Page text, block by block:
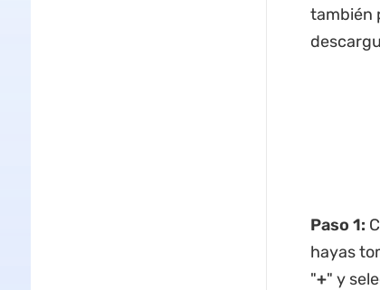
también
Paso 1:
hayas
"+" y